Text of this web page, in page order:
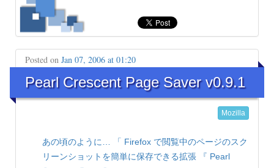
Posted on Jan 07, 2006 at 01:20
Pearl Crescent Page Saver v0.9.1
Mozilla
あの頃のように…
「 Firefox で閲覧中のページのスク
リーンショットを簡単に保存できる拡張 『 Pearl